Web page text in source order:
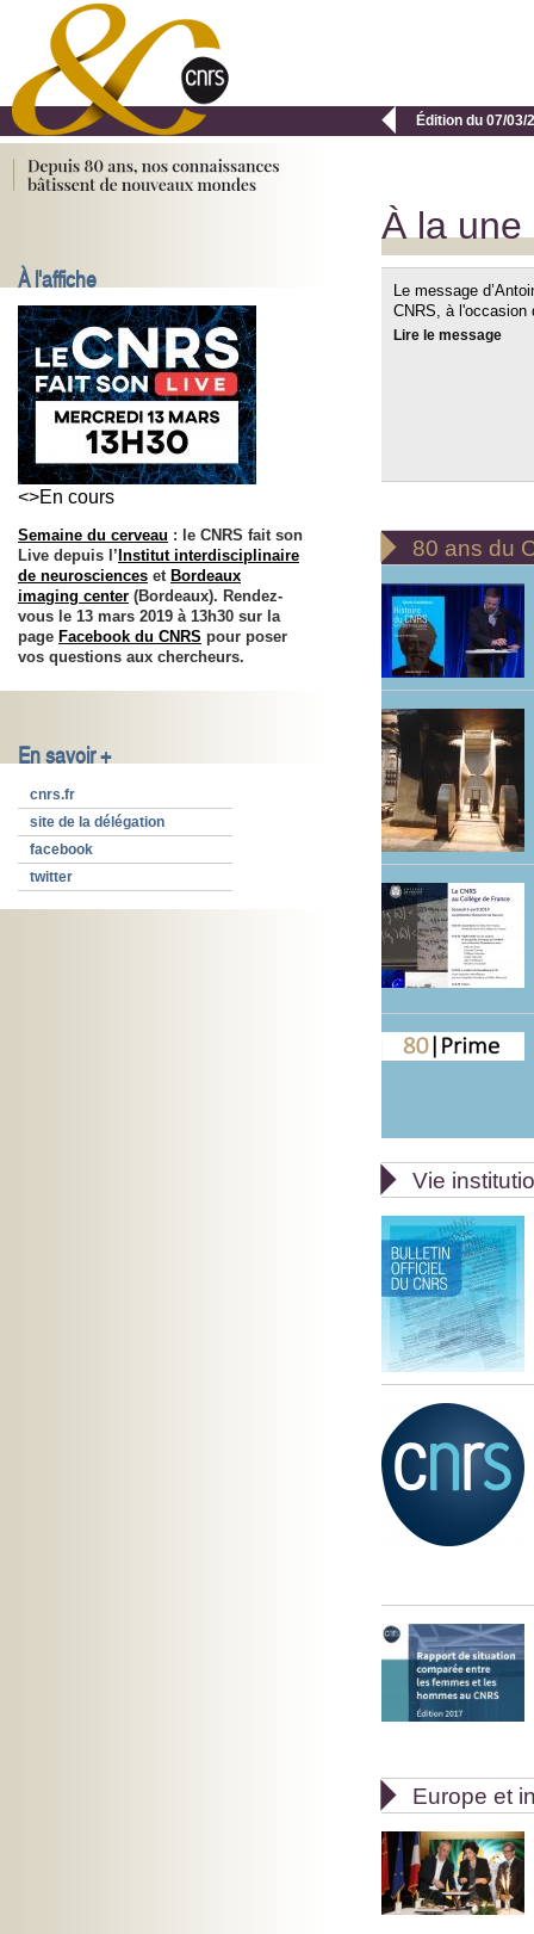
 Édition du 07/03/
À l'affiche
<>En cours
Semaine du cerveau : le CNRS fait son
Live depuis l’ Institut interdisciplinaire
de neurosciences et Bordeaux
imaging center (Bordeaux). Rendez-
vous le 13 mars 2019 à 13h30 sur la
page Facebook du CNRS pour poser
vos questions aux chercheurs.
En savoir +
cnrs.fr
site de la délégation
facebook
twitter
À la une
Le message
CNRS, à l'occasion
Lire le message
 80 ans du
 Vie
 Europe et